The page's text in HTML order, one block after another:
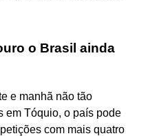
o Brasil ainda
e manhã não tão
em Tóquio, o país pode
com mais quatro